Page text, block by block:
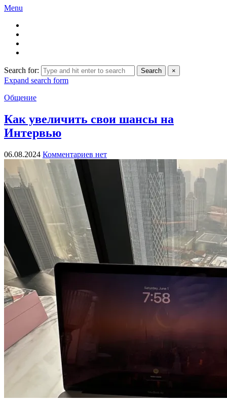
Menu
Search for: Search ×
Expand search form
Общение
Как увеличить свои шансы на
Интервью
06.08.2024 Комментариев нет